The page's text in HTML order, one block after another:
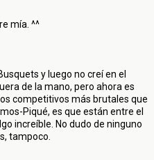
mía. ^^
y luego no creí en el
de la mano, pero ahora es
competitivos más brutales que
Piqué, es que están entre el
increíble. No dudo de ninguno
tampoco.